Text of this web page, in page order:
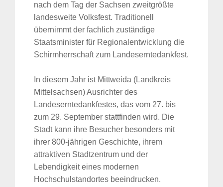
nach dem Tag der Sachsen zweitgrößte
landesweite Volksfest. Traditionell
übernimmt der fachlich zuständige
Staatsminister für Regionalentwicklung die
Schirmherrschaft zum Landeserntedankfest.
In diesem Jahr ist Mittweida (Landkreis
Mittelsachsen) Ausrichter des
Landeserntedankfestes, das vom 27. bis
zum 29. September stattfinden wird. Die
Stadt kann ihre Besucher besonders mit
ihrer 800-jährigen Geschichte, ihrem
attraktiven Stadtzentrum und der
Lebendigkeit eines modernen
Hochschulstandortes beeindrucken.